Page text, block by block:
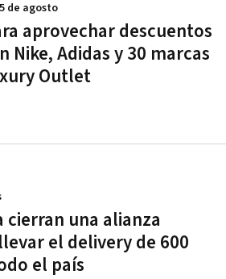
aprovechar descuentos
Nike, Adidas y 30 marcas
Outlet
de agosto
cierran una alianza
el delivery de 600
el país